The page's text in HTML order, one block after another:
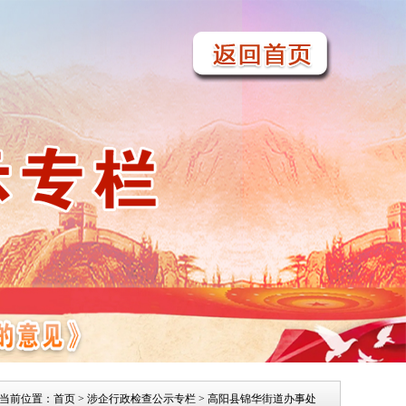
当前位置： 首页 > 涉企行政检查公示专栏 > 高阳县锦华街道办事处